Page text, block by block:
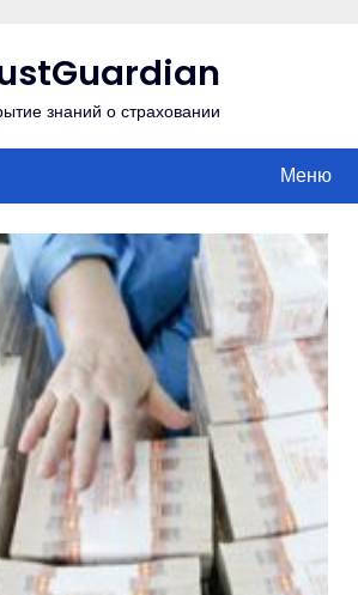
знаний о страховании
Меню